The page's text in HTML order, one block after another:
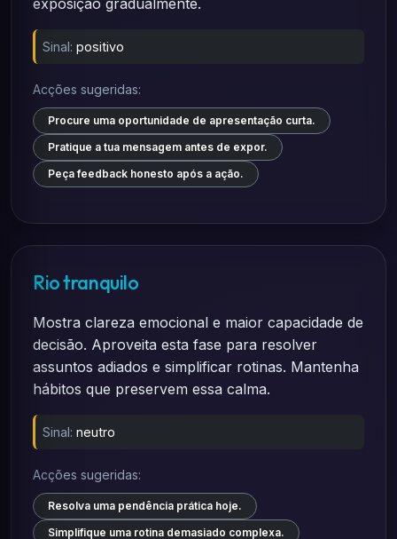
exposição gradualmente.
Sinal: positivo
Acções sugeridas:
Procure uma oportunidade de apresentação curta.
Pratique a tua mensagem antes de expor.
Peça feedback honesto após a ação.
Rio tranquilo
Mostra clareza emocional e maior capacidade de
decisão. Aproveita esta fase para resolver
assuntos adiados e simplificar rotinas. Mantenha
hábitos que preservem essa calma.
Sinal: neutro
Acções sugeridas:
Resolva uma pendência prática hoje.
Simplifique uma rotina demasiado complexa.